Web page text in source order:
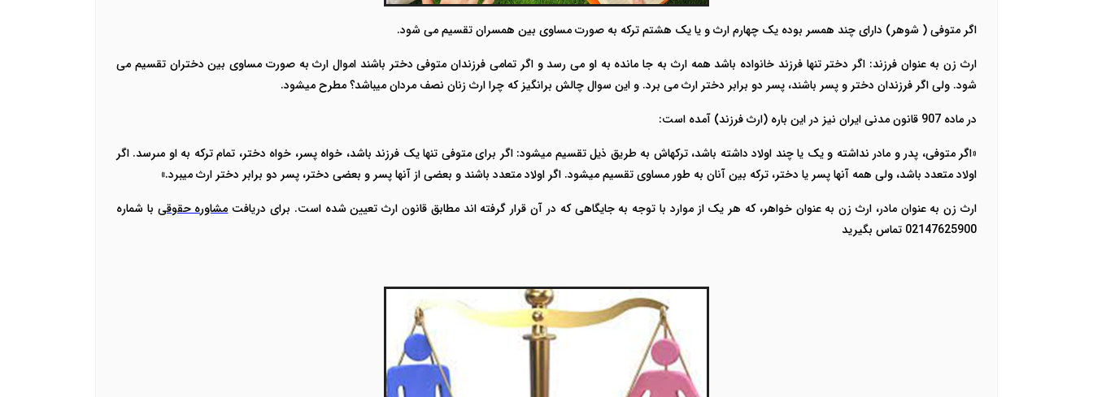
اگر متوفی ( شوهر) دارای چند همسر بوده یک چهارمارث و یا یک هشتم ترکه به صورت مساوی بین همسران تقسیم می شود.
ارث زن به عنوان فرزند: اگر دختر تنها فرزند خانواده باشد همه ارث به جا مانده به او می رسد و اگر تمامی فرزندان متوفی دختر باشند اموال ارث به صورت مساوی بین دختران تقسیم می
شود. ولی اگر فرزندان دختر و پسر باشند، پسر دو برابر دختر ارث می برد. و این سوال چالش برانگیز که چرا ارث زنان نصف مردان میباشد؟ مطرح میشود.
در ماده 907 قانون مدنی ایران نیز در این باره (ارث فرزند) آمده است:
«اگر متوفی، پدر و مادر نداشته و یک یا چند اولاد داشته باشد، ترکه‏اش به طریق ذیل تقسیم می‏شود: اگر براى متوفى تنها یک فرزند باشد، خواه پسر، خواه دختر، تمام ترکه به او مى‏رسد. اگر
اولاد متعدد باشد، ولى همه آنها پسر یا دختر، ترکه بین آنان به طور مساوی تقسیم می‏شود. اگر اولاد متعدد باشند و بعضى از آنها پسر و بعضى دختر، پسر دو برابر دختر ارث می‏برد.»
ارث زن به عنوان مادر، ارث زن به عنوان خواهر، که هر یک از موارد با توجه به جایگاهی که در آن قرار گرفته اند مطابق قانون ارث تعیین شده است. برای دریافتمشاوره حقوقی با شماره
02147625900 تماس بگیرید